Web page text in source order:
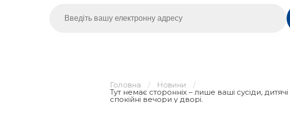
Головна Новини
Тут немає сторонніх – лише ваші сусіди,
спокійні вечори у дворі.